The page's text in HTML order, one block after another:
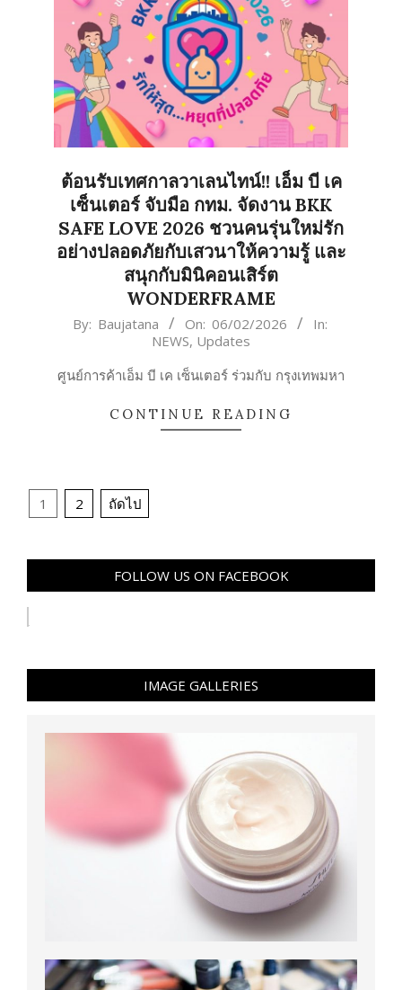
ต้อนรับเทศกาลวาเลนไทน์!! เอ็ม บี เค
เซ็นเตอร์ จับมือ กทม. จัดงาน BKK
SAFE LOVE 2026 ชวนคนรุ่นใหม่รัก
อย่างปลอดภัยกับเสวนาให้ความรู้ และ
สนุกกับมินิคอนเสิร์ต
WONDERFRAME
2026-
06
By: Baujatana On: 06/02/2026
In:
NEWS, Updates
ศูนย์การค้าเอ็ม บี เค เซ็นเตอร์ ร่วมกับ กรุงเทพมหา
CONTINUE READING
Posts
1 2 ถัดไป
FOLLOW US ON FACEBOOK
IMAGE GALLERIES